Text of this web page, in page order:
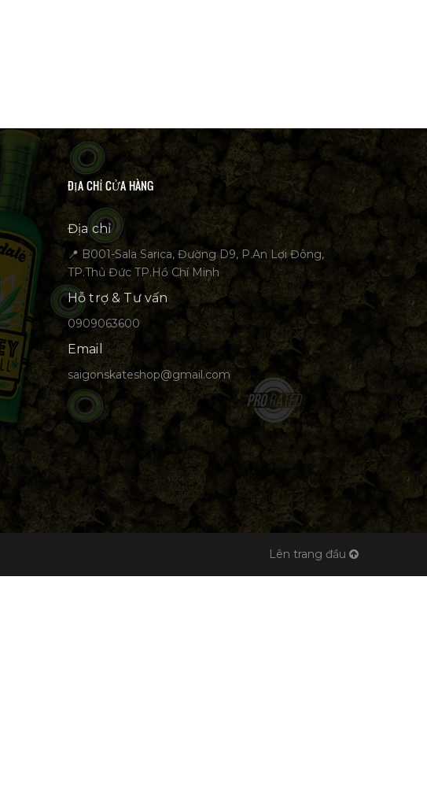
ĐỊA CHỈ CỬA HÀNG
Địa chỉ
📍 B001-Sala Sarica, Đường D9, P.An Lợi Đông,
TP.Thủ Đức TP.Hồ Chí Minh
Hỗ trợ & Tư vấn
0909063600
Email
saigonskateshop@gmail.com
Lên trang đầu